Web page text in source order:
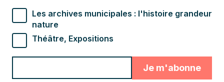
Les archives municipales : l'histoire grandeur
nature
Théâtre, Expositions